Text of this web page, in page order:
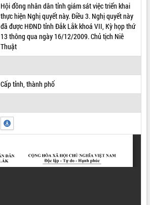
Hội đồng nhân dân tỉnh giám sát việc triển khai
thực hiện Nghị quyết này. Điều 3. Nghị quyết này
đã được HĐND tỉnh Đắk Lắk khoá VII, Kỳ họp thứ
13 thông qua ngày 16/12/2009. Chủ tịch Niê
Thuật
Cấp tỉnh, thành phố